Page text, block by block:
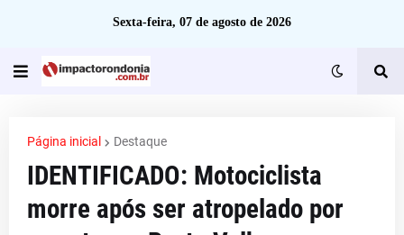
Sexta-feira, 07 de agosto de 2026
Página inicial Destaque
IDENTIFICADO: Motociclista
morre após ser atropelado por